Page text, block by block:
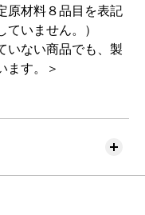
原材料８品目を表記
いません。）
いない商品でも、製
ます。＞